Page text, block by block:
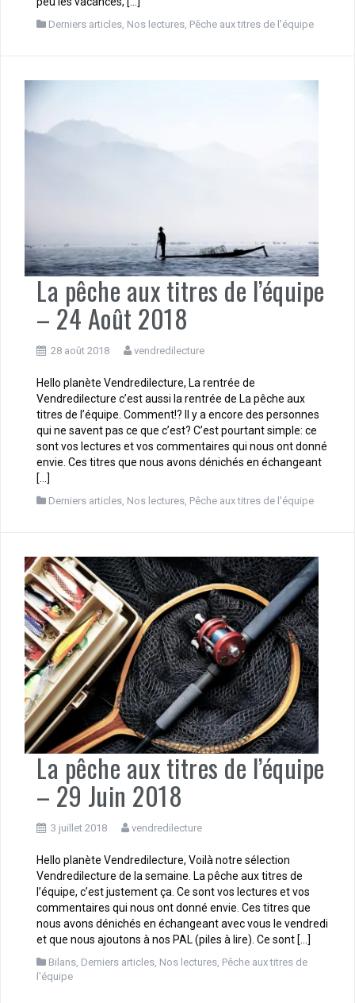
Derniers articles Nos lectures Pêche aux titres de l'équipe
La pêche aux titres de l’équipe
– 24 Août 2018
28 août 2018 vendredilecture
Hello planète Vendredilecture, La rentrée de
Vendredilecture c’est aussi la rentrée de La pêche aux
titres de l’équipe. Comment!? Il y a encore des personnes
qui ne savent pas ce que c’est? C’est pourtant simple: ce
sont vos lectures et vos commentaires qui nous ont donné
envie. Ces titres que nous avons dénichés en échangeant
[…]
Derniers articles, Nos lectures, Pêche aux titres de l'équipe
La pêche aux titres de l’équipe
– 29 Juin 2018
3 juillet 2018 vendredilecture
Hello planète Vendredilecture, Voilà notre sélection
Vendredilecture de la semaine. La pêche aux titres de
l’équipe, c’est justement ça. Ce sont vos lectures et vos
commentaires qui nous ont donné envie. Ces titres que
nous avons dénichés en échangeant avec vous le vendredi
et que nous ajoutons à nos PAL (piles à lire). Ce sont […]
Bilans Derniers articles Nos lectures Pêche aux titres de
l'équipe